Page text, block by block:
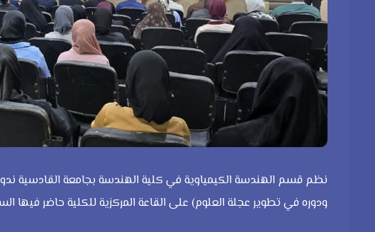
نظم قسم الهندسة الكيمياوية في كلية الهندسة بجامعة القادسية
ودوره في تطوير عجلة العلوم) على القاعة المركزية للكلية حاضر فيها